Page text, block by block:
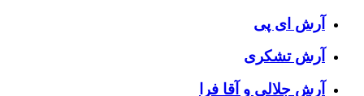
آرش ای پی
آرش تشکری
آرش جلالی و آقا فرا